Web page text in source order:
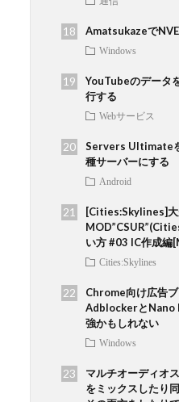
Amatsukazeで
Windows
YouTubeのデータ
行する
Webサービス
Servers Ultimate
種サーバーにする
Android
[Cities:Skylines]大
い方 #03 IC作成編
Cities:Skylines
Chrome向け広告
AdblockerとNano
強かもしれない
Windows
マルチオーディオ
をミックスしたり